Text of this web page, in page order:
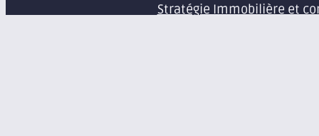
Stratégie Immobilière et